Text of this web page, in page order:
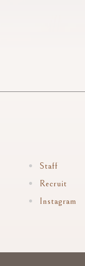
Staff
Recruit
Instagram